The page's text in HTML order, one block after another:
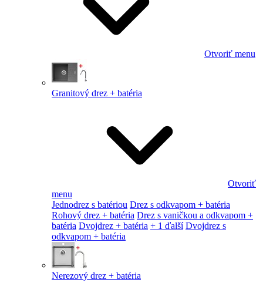
Otvoriť menu
Granitový drez + batéria
Otvoriť
menu
Jednodrez s batériou Drez s odkvapom + batéria
Rohový drez + batéria Drez s vaničkou a odkvapom +
batéria Dvojdrez + batéria + 1 ďalší Dvojdrez s
odkvapom + batéria
Nerezový drez + batéria